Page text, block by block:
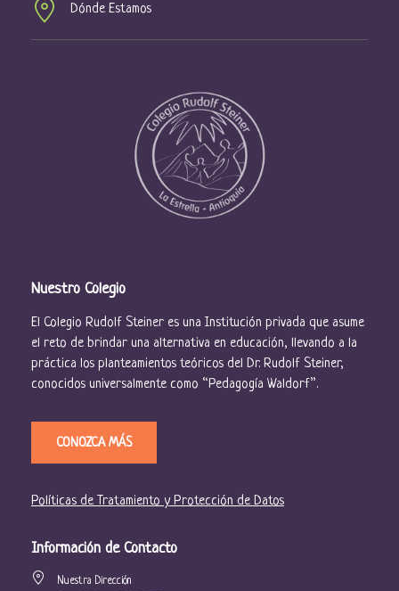
Dónde Estamos
Nuestro Colegio
El Colegio Rudolf Steiner es una Institución privada que asume
el reto de brindar una alternativa en educación, llevando a la
práctica los planteamientos teóricos del Dr. Rudolf Steiner,
conocidos universalmente como “Pedagogía Waldorf”.
CONOZCA MÁS
Políticas de Tratamiento y Protección de Datos
Información de Contacto
Nuestra Dirección